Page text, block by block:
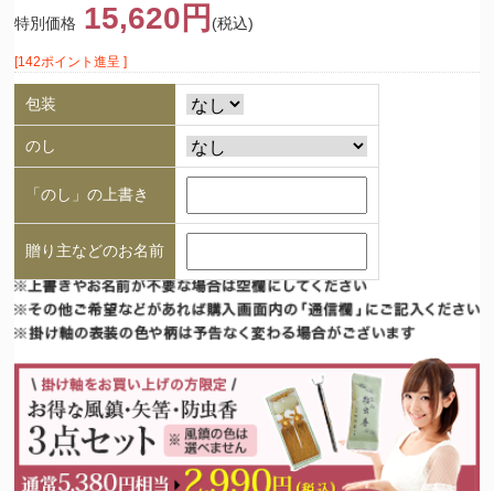
特別価格 15,620円 (税込)
[142ポイント進呈 ]
包装
のし
「のし」の上書き
贈り主などのお名前